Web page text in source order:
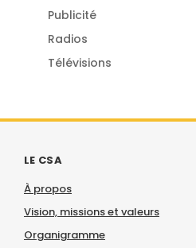
Publicité
Radios
Télévisions
LE CSA
À propos
Vision, missions et valeurs
Organigramme